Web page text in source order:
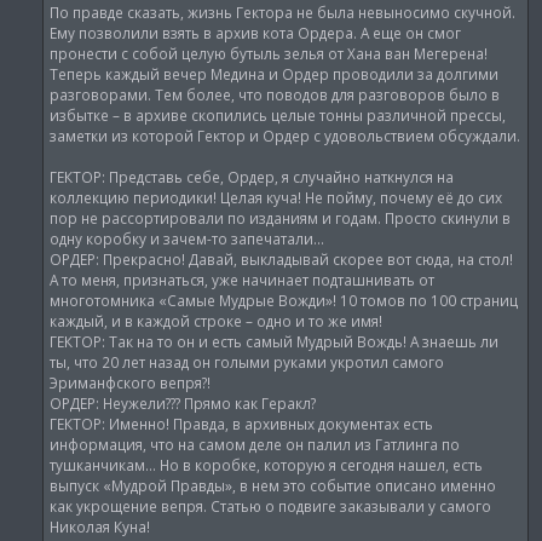
По правде сказать, жизнь Гектора не была невыносимо скучной.
Ему позволили взять в архив кота Ордера. А еще он смог
пронести с собой целую бутыль зелья от Хана ван Мегерена!
Теперь каждый вечер Медина и Ордер проводили за долгими
разговорами. Тем более, что поводов для разговоров было в
избытке – в архиве скопились целые тонны различной прессы,
заметки из которой Гектор и Ордер с удовольствием обсуждали.
ГЕКТОР: Представь себе, Ордер, я случайно наткнулся на
коллекцию периодики! Целая куча! Не пойму, почему её до сих
пор не рассортировали по изданиям и годам. Просто скинули в
одну коробку и зачем-то запечатали…
ОРДЕР: Прекрасно! Давай, выкладывай скорее вот сюда, на стол!
А то меня, признаться, уже начинает подташнивать от
многотомника «Самые Мудрые Вожди»! 10 томов по 100 страниц
каждый, и в каждой строке – одно и то же имя!
ГЕКТОР: Так на то он и есть самый Мудрый Вождь! А знаешь ли
ты, что 20 лет назад он голыми руками укротил самого
Эриманфского вепря?!
ОРДЕР: Неужели??? Прямо как Геракл?
ГЕКТОР: Именно! Правда, в архивных документах есть
информация, что на самом деле он палил из Гатлинга по
тушканчикам… Но в коробке, которую я сегодня нашел, есть
выпуск «Мудрой Правды», в нем это событие описано именно
как укрощение вепря. Статью о подвиге заказывали у самого
Николая Куна!